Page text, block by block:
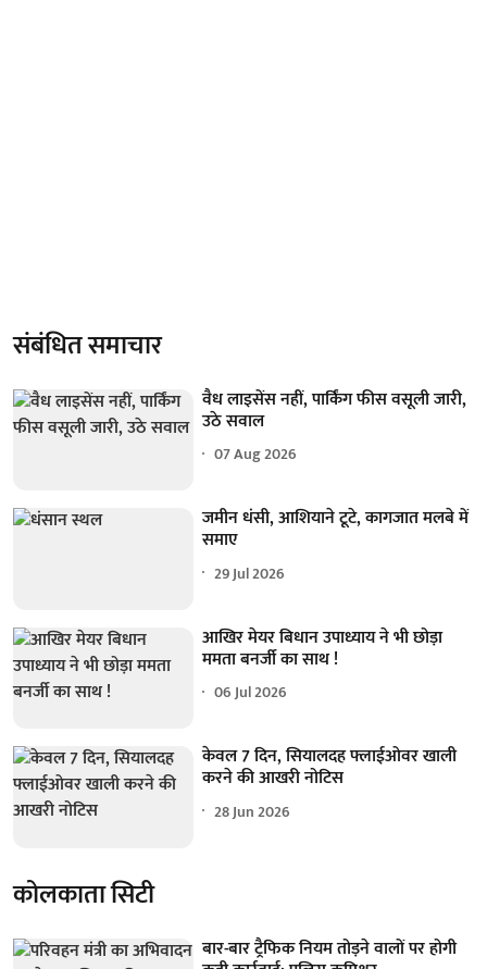
संबंधित समाचार
वैध लाइसेंस नहीं, पार्किंग फीस वसूली जारी,
उठे सवाल
07 Aug 2026
जमीन धंसी, आशियाने टूटे, कागजात मलबे में
समाए
29 Jul 2026
आखिर मेयर बिधान उपाध्याय ने भी छोड़ा
ममता बनर्जी का साथ !
06 Jul 2026
केवल 7 दिन, सियालदह फ्लाईओवर खाली
करने की आखरी नोटिस
28 Jun 2026
कोलकाता सिटी
बार-बार ट्रैफिक नियम तोड़ने वालों पर होगी